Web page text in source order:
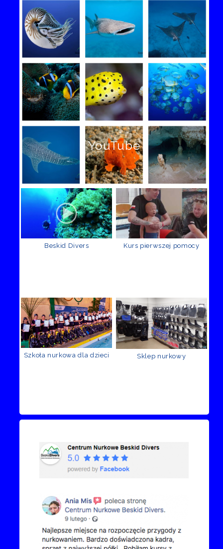
YouTube
Beskid Divers Kurs pierwszej pomocy
Szkoła nurkowa dla dzieci Sklep nurkowy